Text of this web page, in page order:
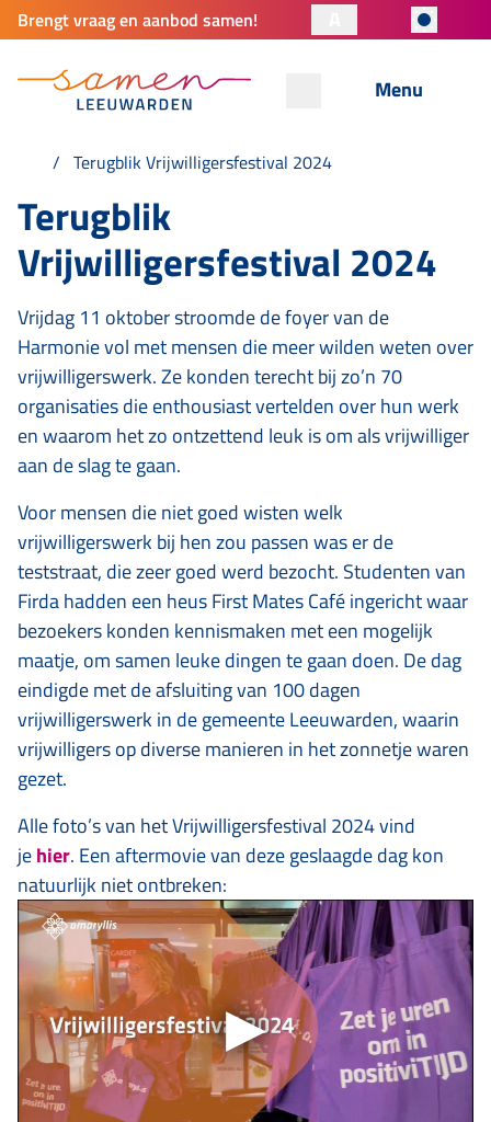
Brengt vraag en aanbod samen!
Menu
Terugblik Vrijwilligersfestival 2024
Terugblik
Vrijwilligersfestival 2024
Vrijdag 11 oktober stroomde de foyer van de
Harmonie vol met mensen die meer wilden weten over
vrijwilligerswerk. Ze konden terecht bij zo’n 70
organisaties die enthousiast vertelden over hun werk
en waarom het zo ontzettend leuk is om als vrijwilliger
aan de slag te gaan.
Voor mensen die niet goed wisten welk
vrijwilligerswerk bij hen zou passen was er de
teststraat, die zeer goed werd bezocht. Studenten van
Firda hadden een heus First Mates Café ingericht waar
bezoekers konden kennismaken met een mogelijk
maatje, om samen leuke dingen te gaan doen. De dag
eindigde met de afsluiting van 100 dagen
vrijwilligerswerk in de gemeente Leeuwarden, waarin
vrijwilligers op diverse manieren in het zonnetje waren
gezet.
Alle foto’s van het Vrijwilligersfestival 2024 vind
jehier. Een aftermovie van deze geslaagde dag kon
natuurlijk niet ontbreken: